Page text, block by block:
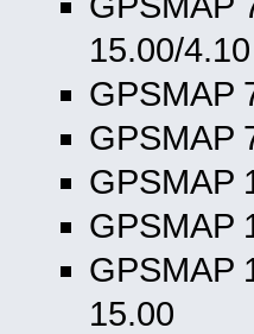
15.00/4.10
GPSMAP
GPSMAP
GPSMAP
GPSMAP
GPSMAP
15.00